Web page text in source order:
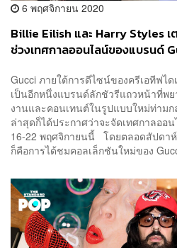
6 พฤศจิกายน 2020
Billie Eilish และ Harry Styles
ช่วงเทศกาลออนไลน์ของแบรนด์
Gucci ภายใต้การดีไซน์ของครีเอทีฟได
เป็นอีกหนึ่งแบรนด์ลักชัวรีแถวหน้าที่พ
งานและคอนเทนต์ในรูปแบบใหม่ท่าม
ล่าสุดก็ได้ประกาศว่าจะจัดเทศกาลออ
16-22 พฤศจิกายนนี้ โดยตลอดสัปดา
ก็คือการได้ชมคอลเล็กชันใหม่ของ